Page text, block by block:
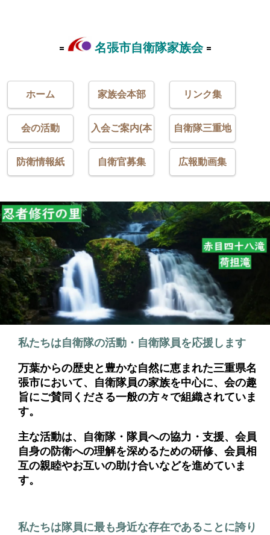
名張市自衛隊家族会
ホーム 家族会本部 リンク集
会の活動 入会ご案内(本
部)
自衛隊三重地
本
防衛情報紙
(本部)
自衛官募集 広報動画集
私たちは自衛隊の活動・自衛隊員を応援します
万葉からの歴史と豊かな自然に恵まれた三重県名
張市において、自衛隊員の家族を中心に、会の趣
旨にご賛同くださる一般の方々で組織されていま
す。
主な活動は、自衛隊・隊員への協力・支援、会員
自身の防衛への理解を深めるための研修、会員相
互の親睦やお互いの助け合いなどを進めていま
す。
私たちは隊員に最も身近な存在であることに誇り